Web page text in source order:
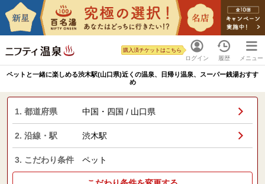
ログイン
購入済チケットはこちら
履歴 メニュー
ペットと一緒に楽しめる渋木駅(山口県)近くの温泉、日帰り温泉、スーパー銭湯おすす
め
1. 都道府県 中国・四国 / 山口県
2. 沿線・駅 渋木駅
3. こだわり条件 ペット